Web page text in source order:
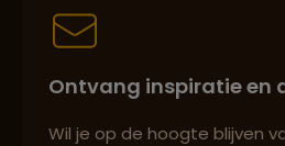
Best beoordeelde
Ontvang inspiratie en
Wil je op de hoogte blijven